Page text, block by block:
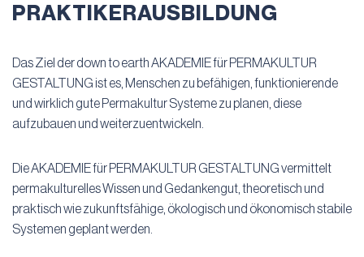
PRAKTIKERAUSBILDUNG
Das Ziel der down to earth AKADEMIE für PERMAKULTUR
GESTALTUNG ist es, Menschen zu befähigen, funktionierende
und wirklich gute Permakultur Systeme zu planen, diese
aufzubauen und weiterzuentwickeln.
Die AKADEMIE für PERMAKULTUR GESTALTUNG vermittelt
permakulturelles Wissen und Gedankengut, theoretisch und
praktisch wie zukunftsfähige, ökologisch und ökonomisch stabile
Systemen geplant werden.